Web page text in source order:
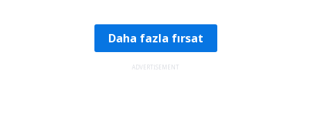
Daha fazla fırsat
ADVERTISEMENT